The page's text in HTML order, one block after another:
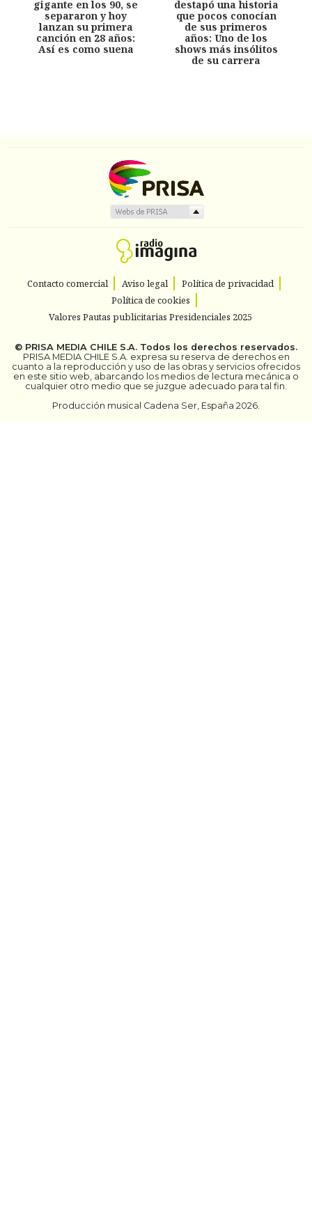
gigante en los 90, se
separaron y hoy
lanzan su primera
canción en 28 años:
Así es como suena
destapó una historia
que pocos conocían
de sus primeros
años: Uno de los
shows más insólitos
de su carrera
Contacto comercial Aviso legal
Política de privacidad
Política de cookies
Valores Pautas publicitarias Presidenciales 2025
© PRISA MEDIA CHILE S.A. Todos los derechos reservados.
PRISA MEDIA CHILE S.A. expresa su reserva de derechos en
cuanto a la reproducción y uso de las obras y servicios ofrecidos
en este sitio web, abarcando los medios de lectura mecánica o
cualquier otro medio que se juzgue adecuado para tal fin.
Producción musical Cadena Ser, España 2026.